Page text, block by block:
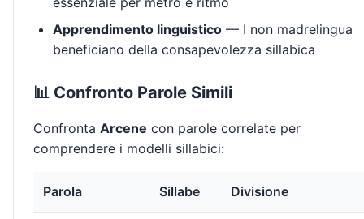
Apprendimento linguistico — I non madrelingua
beneficiano della consapevolezza sillabica
📊 Confronto Parole Simili
Confronta Arcene con parole correlate per
comprendere i modelli sillabici:
Parola Sillabe Divisione